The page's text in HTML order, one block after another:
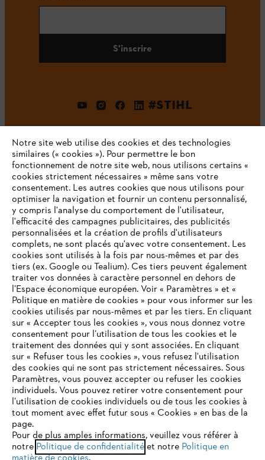
S'inscrire
#STIHL
L'Entreprise
STIHL FAQ
Contact
Politique de protection des données
Mentions légales Utilisation des cookies
Informations juridiques
VOTRE NAVIGATEUR INTERNET
N'EST PLUS PRIS EN CHARGE
Vous utilisez un navigateur Internet que nous ne prenons plus
en charge, et certaines fonctionnalités de notre site ne
peuvent fonctionner correctement. Pour une utilisation
optimale de notre site, nous vous recommandons de passer à
l'un des navigateurs suivants :
Notre site web utilise des cookies et des technologies
similaires (« cookies »). Pour permettre le bon
fonctionnement de notre site web, nous utilisons certains «
cookies strictement nécessaires » même sans votre
consentement. Les autres cookies que nous utilisons pour
optimiser la navigation et fournir un contenu personnalisé,
y compris l'analyse du comportement de l'utilisateur,
l'efficacité des campagnes publicitaires, des publicités
personnalisées et la création de profils d'utilisateurs
complets, ne sont placés qu'avec votre consentement. Les
cookies sont utilisés à la fois par nous-mêmes et par des
tiers (ex. Google ou Tealium). Ces tiers peuvent également
traiter vos données à caractère personnel en dehors de
l’Espace économique européen. Voir « Paramètres » et «
Politique en matière de cookies » pour vous informer sur les
cookies utilisés par nous-mêmes et par les tiers. En cliquant
sur « Accepter tous les cookies », vous nous donnez votre
consentement pour l’utilisation de tous les cookies et le
traitement des données qui y sont associées. En cliquant
sur « Refuser tous les cookies », vous refusez l'utilisation
des cookies qui ne sont pas strictement nécessaires. Sous
Paramètres, vous pouvez accepter ou refuser les cookies
individuels. Vous pouvez retirer votre consentement pour
l’utilisation de cookies individuels ou de tous les cookies à
tout moment avec effet futur sous « Cookies » en bas de la
page.
Pour de plus amples informations, veuillez vous référer à
notre Politique de confidentialitéet notre Politique en